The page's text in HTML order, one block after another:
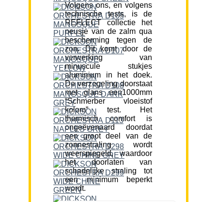
Volgens ons, en volgens
technische tests, is de
REFLECT collectie het
neusje van de zalm qua
bescherming tegen de
zon. Dit komt door de
verwerking van
minuscule stukjes
aluminium in het doek.
De verzegeling doorstaat
met glans een1000mm
“Schmerber vloeistof
kolom” test. Het
thermisch comfort is
ongeëvenaard doordat
een groot deel van de
zonnestraling wordt
weerspiegeld, waardoor
het doorlaten van
schadelijke straling tot
een minimum beperkt
wordt.